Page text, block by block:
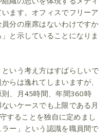
ます。オフィスでフリーア
分の座席はないわけですか
と示していることになりま
という考え方はすばらしいで
らは逸れてしまいますが、
、月45時間、年間360時
いケースでも上限である月
することを独自に定めまし
ー」という認識を職員間で